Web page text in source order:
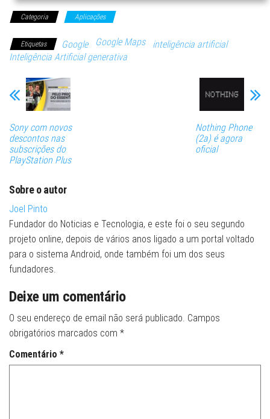
Categoria Aplicações
Etiquetas Google Google Maps
inteligência artificial
Inteligência Artificial generativa
Sony com novos
descontos nas
subscrições do
PlayStation Plus
Nothing Phone
(2a) é agora
oficial
Sobre o autor
Joel Pinto
Fundador do Noticias e Tecnologia, e este foi o seu segundo
projeto online, depois de vários anos ligado a um portal voltado
para o sistema Android, onde também foi um dos seus
fundadores.
Deixe um comentário
O seu endereço de email não será publicado. Campos
obrigatórios marcados com *
Comentário *